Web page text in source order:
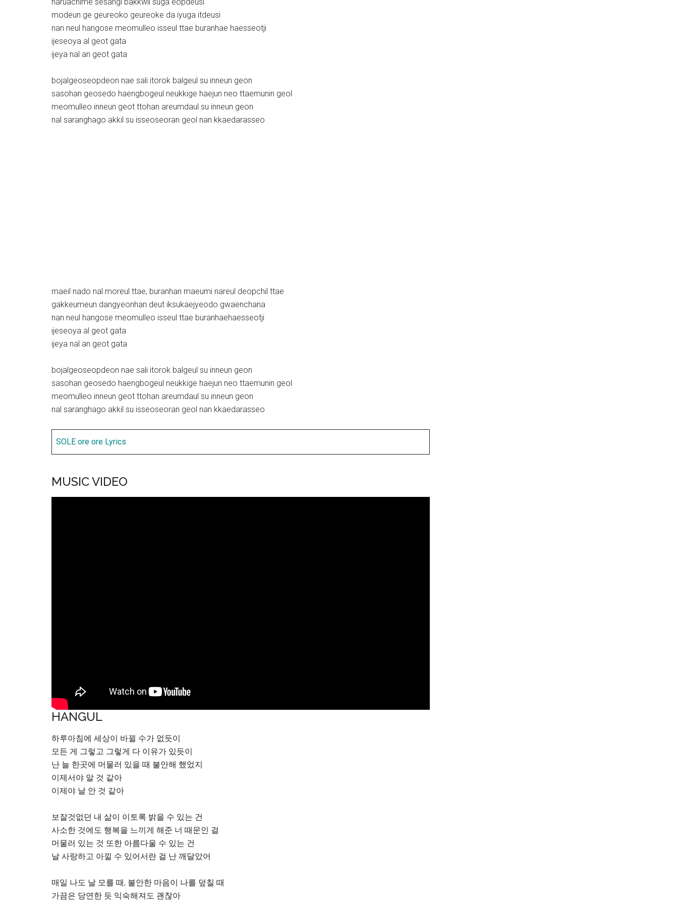
modeun ge geureoko geureoke da iyuga itdeusi
nan neul hangose meomulleo isseul ttae buranhae haesseotji
ijeseoya al geot gata
ijeya nal an geot gata
bojalgeoseopdeon nae sali itorok balgeul su inneun geon
sasohan geosedo haengbogeul neukkige haejun neo ttaemunin geol
meomulleo inneun geot ttohan areumdaul su inneun geon
nal saranghago akkil su isseoseoran geol nan kkaedarasseo
maeil nado nal moreul ttae, buranhan maeumi nareul deopchil ttae
gakkeumeun dangyeonhan deut iksukaejyeodo gwaenchana
nan neul hangose meomulleo isseul ttae buranhaehaesseotji
ijeseoya al geot gata
ijeya nal an geot gata
bojalgeoseopdeon nae sali itorok balgeul su inneun geon
sasohan geosedo haengbogeul neukkige haejun neo ttaemunin geol
meomulleo inneun geot ttohan areumdaul su inneun geon
nal saranghago akkil su isseoseoran geol nan kkaedarasseo
SOLE ore ore Lyrics
MUSIC VIDEO
HANGUL
하루아침에 세상이 바뀔 수가 없듯이
모든 게 그렇고 그렇게 다 이유가 있듯이
난 늘 한곳에 머물러 있을 때 불안해 했었지
이제서야 알 것 같아
이제야 날 안 것 같아
보잘것없던 내 삶이 이토록 밝을 수 있는 건
사소한 것에도 행복을 느끼게 해준 너 때문인 걸
머물러 있는 것 또한 아름다울 수 있는 건
날 사랑하고 아낄 수 있어서란 걸 난 깨달았어
매일 나도 날 모를 때, 불안한 마음이 나를 덮칠 때
가끔은 당연한 듯 익숙해져도 괜찮아